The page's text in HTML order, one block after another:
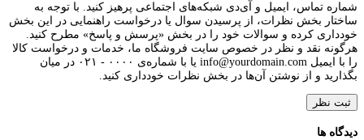
شماره تماس، ایمیل و آی‌دی شبکه‌های اجتماعی پرهیز کنید. با توجه به
ساختار بخش نظرات، از پرسیدن سوال یا درخواست راهنمایی در این بخش
خودداری کرده و سوالات خود را در بخش «پرسش و پاسخ» مطرح کنید.
هرگونه نقد و نظر در خصوص سایت فروشگاه ما، خدمات و درخواست کالا
را با ایمیل info@yourdomain.com یا با شماره‌ی ۰۰۰۰ - ۰۲۱ در میان
بگذارید و از نوشتن آن‌ها در بخش نظرات خودداری کنید.
ثبت نظر
دیدگاه ها